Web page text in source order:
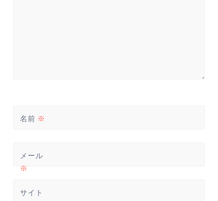
名前 ※
メール
※
サイト